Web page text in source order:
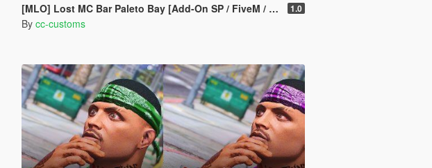
[MLO] Lost MC Bar Paleto Bay [Add-On SP / FiveM / AltV] 1.0
By cc-customs